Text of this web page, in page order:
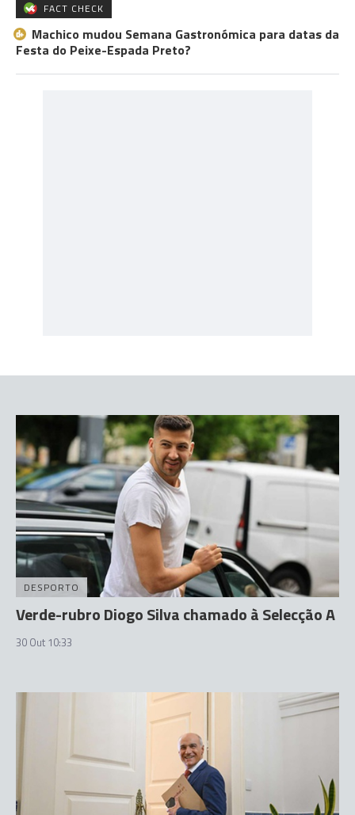
FACT CHECK
Machico mudou Semana Gastronómica para datas da
Festa do Peixe-Espada Preto?
DESPORTO
Verde-rubro Diogo Silva chamado à Selecção A
30 Out 10:33